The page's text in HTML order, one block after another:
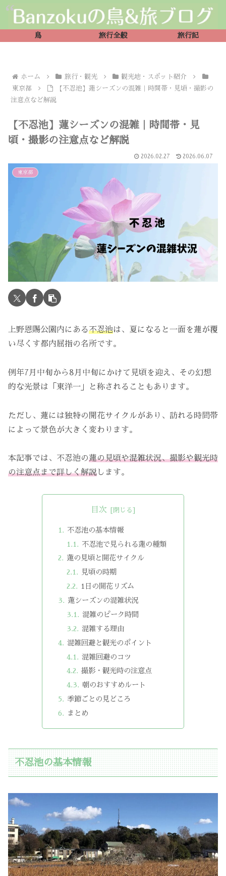
鳥 旅行全般 旅行記
ホーム 旅行・観光
観光地・スポット紹介
東京都
【不忍池】蓮シーズンの混雑｜時間帯・見頃・撮影の
注意点など解説
【不忍池】蓮シーズンの混雑｜時間帯・見
頃・撮影の注意点など解説
2026.02.27 2026.06.07
東京都
上野恩賜公園内にある不忍池は、夏になると一面を蓮が覆
い尽くす都内屈指の名所です。
例年7月中旬から8月中旬にかけて見頃を迎え、その幻想
的な光景は「東洋一」と称されることもあります。
ただし、蓮には独特の開花サイクルがあり、訪れる時間帯
によって景色が大きく変わります。
本記事では、不忍池の蓮の見頃や混雑状況、撮影や観光時
の注意点まで詳しく解説 します。
目次
不忍池の基本情報
不忍池で見られる蓮の種類
蓮の見頃と開花サイクル
見頃の時期
1日の開花リズム
蓮シーズンの混雑状況
混雑のピーク時間
混雑する理由
混雑回避と観光のポイント
混雑回避のコツ
撮影・観光時の注意点
朝のおすすめルート
季節ごとの見どころ
まとめ
不忍池の基本情報